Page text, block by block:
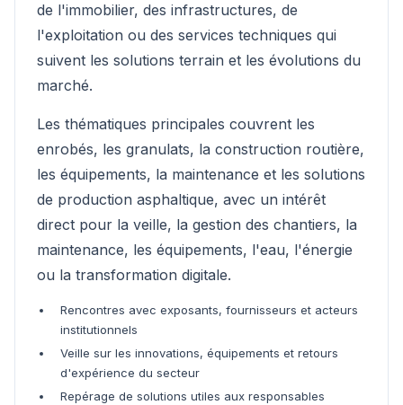
de l'immobilier, des infrastructures, de
l'exploitation ou des services techniques qui
suivent les solutions terrain et les évolutions du
marché.
Les thématiques principales couvrent les
enrobés, les granulats, la construction routière,
les équipements, la maintenance et les solutions
de production asphaltique, avec un intérêt
direct pour la veille, la gestion des chantiers, la
maintenance, les équipements, l'eau, l'énergie
ou la transformation digitale.
Rencontres avec exposants, fournisseurs et acteurs
institutionnels
Veille sur les innovations, équipements et retours
d'expérience du secteur
Repérage de solutions utiles aux responsables